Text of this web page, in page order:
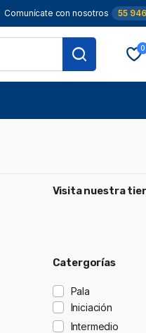
Comunícate con nosotros 55
0
Visita nuestra
Catergorías
Pala
Iniciación
Intermedio